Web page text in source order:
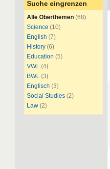
Suche eingrenzen
Alle Oberthemen (68)
Science (10)
English (7)
History (6)
Education (5)
VWL (4)
BWL (3)
Englisch (3)
Social Studies (2)
Law (2)